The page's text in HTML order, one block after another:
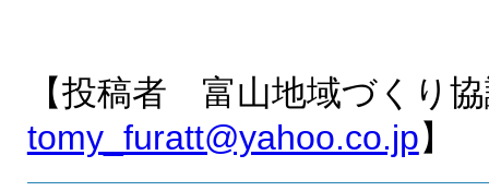
【投稿者 富山地域づくり
tomy_furatt@yahoo.co.jp】